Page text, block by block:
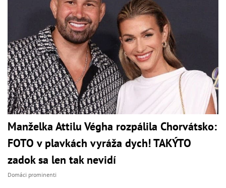
Manželka Attilu Végha rozpálila Chorvátsko:
FOTO v plavkách vyráža dych! TAKÝTO
zadok sa len tak nevidí
Domáci prominenti